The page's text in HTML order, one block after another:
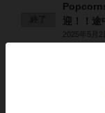
迎！！途
2025年5月2
迎！！途
2025年5月